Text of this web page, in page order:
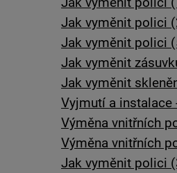
Jak vyměnit polici
Jak vyměnit polici
Jak vyměnit
Jak vyměnit
Vyjmutí a instalace
Výměna vnitřních
Výměna vnitřních
Jak vyměnit polici